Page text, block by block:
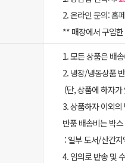
2. 온라인 문의: 홈
** 매장에서 구입
1. 모든 상품은 배
2. 냉장/냉동상품
(단, 상품에 하자
3. 상품하자 이외
반품 배송비는 박
: 일부 도서/산간
4. 임의로 반송 및